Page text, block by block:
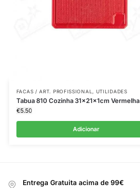
FACAS / ART. PROFISSIONAL , UTILIDADES
Tabua 810 Cozinha 31x21x1cm Vermelha
€5.50
Adicionar
Entrega Gratuita acima de 99€